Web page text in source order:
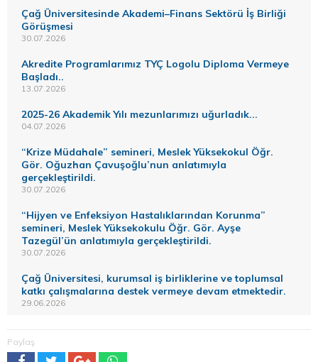
Çağ Üniversitesinde Akademi–Finans Sektörü İş Birliği
Görüşmesi
30.07.2026
Akredite Programlarımız TYÇ Logolu Diploma Vermeye
Başladı..
13.07.2026
2025-26 Akademik Yılı mezunlarımızı uğurladık...
04.07.2026
“Krize Müdahale” semineri, Meslek Yüksekokul Öğr.
Gör. Oğuzhan Çavuşoğlu’nun anlatımıyla
gerçekleştirildi.
30.07.2026
“Hijyen ve Enfeksiyon Hastalıklarından Korunma”
semineri, Meslek Yüksekokulu Öğr. Gör. Ayşe
Tazegül’ün anlatımıyla gerçekleştirildi.
30.07.2026
Çağ Üniversitesi, kurumsal iş birliklerine ve toplumsal
katkı çalışmalarına destek vermeye devam etmektedir.
29.06.2026
Paylaş